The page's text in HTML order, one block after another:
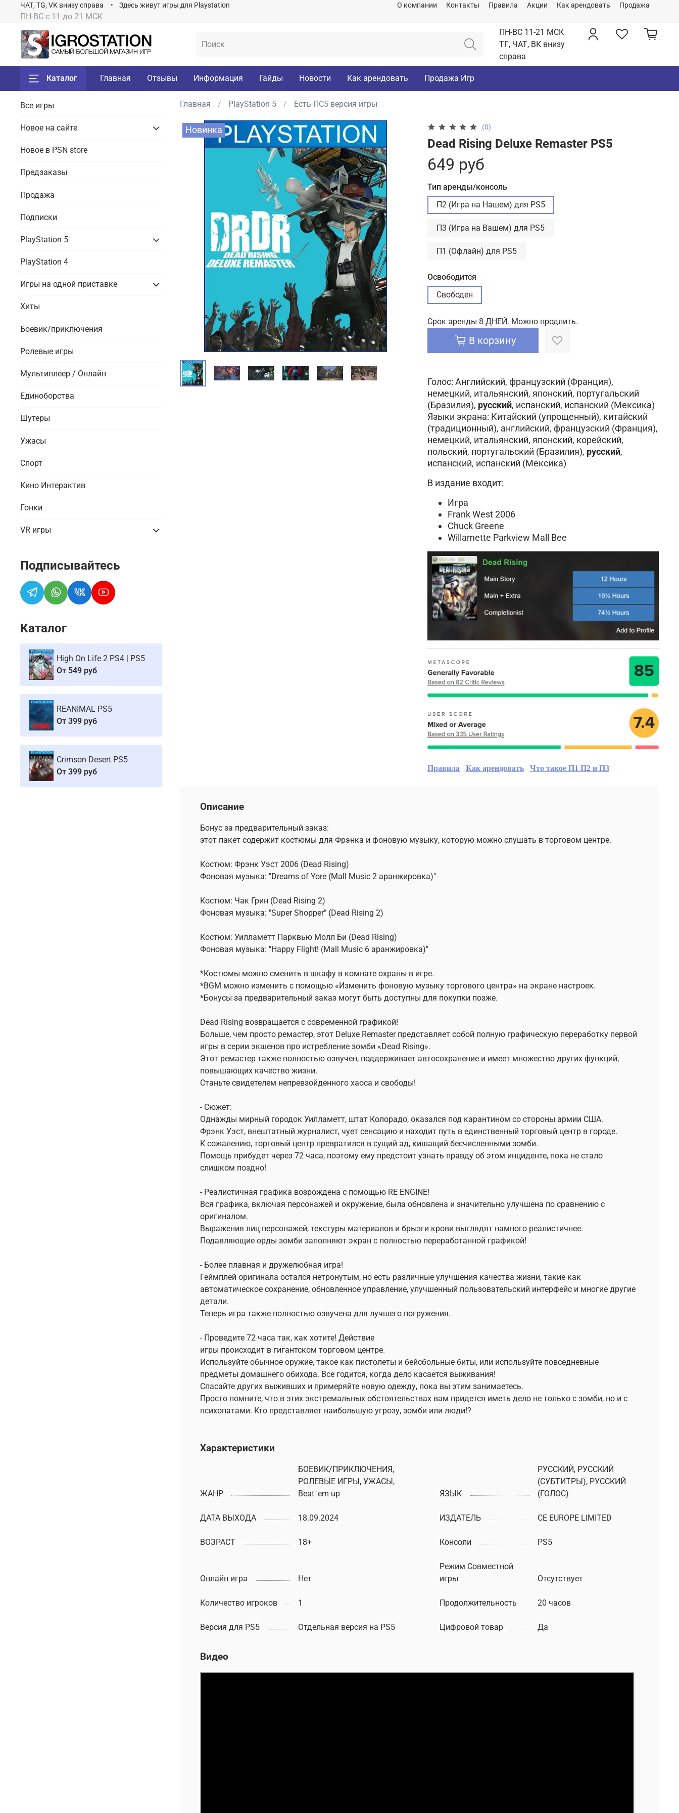
О компании Контакты Правила Акции Как арендовать Продажа
ПН-ВС с 11 до 21 МСК
ЧАТ, TG, VK внизу справа Здесь живут игры для Playstation
ПН-ВС 11-21 МСК
ТГ, ЧАТ, ВК внизу
справа
Каталог Главная Отзывы Информация Гайды Новости Как арендовать Продажа Игр
Главная PlayStation 5 Есть ПС5 версия игры
Новинка (0)
Dead Rising Deluxe Remaster PS5
649 руб
Тип аренды/консоль
П2 (Игра на Нашем) для PS5
П3 (Игра на Вашем) для PS5
П1 (Офлайн) для PS5
Освободится
Свободен
Срок аренды 8 ДНЕЙ. Можно продлить.
В корзину
Голос: Английский, французский (Франция),
немецкий, итальянский, японский, португальский
(Бразилия), русский, испанский, испанский (Мексика)
Языки экрана: Китайский (упрощенный), китайский
(традиционный), английский, французский (Франция),
немецкий, итальянский, японский, корейский,
польский, португальский (Бразилия), русский,
испанский, испанский (Мексика)
В издание входит:
Игра
Frank West 2006
Chuck Greene
Willamette Parkview Mall Bee
Правила Как арендовать Что такое П1 П2 и П3
Описание
Бонус за предварительный заказ:
этот пакет содержит костюмы для Фрэнка и фоновую музыку, которую можно слушать в торговом центре.
Костюм: Фрэнк Уэст 2006 (Dead Rising)
Фоновая музыка: "Dreams of Yore (Mall Music 2 аранжировка)"
Костюм: Чак Грин (Dead Rising 2)
Фоновая музыка: "Super Shopper" (Dead Rising 2)
Костюм: Уилламетт Парквью Молл Би (Dead Rising)
Фоновая музыка: "Happy Flight! (Mall Music 6 аранжировка)"
*Костюмы можно сменить в шкафу в комнате охраны в игре.
*BGM можно изменить с помощью «Изменить фоновую музыку торгового центра» на экране настроек.
*Бонусы за предварительный заказ могут быть доступны для покупки позже.
Dead Rising возвращается с современной графикой!
Больше, чем просто ремастер, этот Deluxe Remaster представляет собой полную графическую переработку первой
игры в серии экшенов про истребление зомби «Dead Rising».
Этот ремастер также полностью озвучен, поддерживает автосохранение и имеет множество других функций,
повышающих качество жизни.
Станьте свидетелем непревзойденного хаоса и свободы!
- Сюжет:
Однажды мирный городок Уилламетт, штат Колорадо, оказался под карантином со стороны армии США.
Фрэнк Уэст, внештатный журналист, чует сенсацию и находит путь в единственный торговый центр в городе.
К сожалению, торговый центр превратился в сущий ад, кишащий бесчисленными зомби.
Помощь прибудет через 72 часа, поэтому ему предстоит узнать правду об этом инциденте, пока не стало
слишком поздно!
- Реалистичная графика возрождена с помощью RE ENGINE!
Вся графика, включая персонажей и окружение, была обновлена ​​и значительно улучшена по сравнению с
оригиналом.
Выражения лиц персонажей, текстуры материалов и брызги крови выглядят намного реалистичнее.
Подавляющие орды зомби заполняют экран с полностью переработанной графикой!
- Более плавная и дружелюбная игра!
Геймплей оригинала остался нетронутым, но есть различные улучшения качества жизни, такие как
автоматическое сохранение, обновленное управление, улучшенный пользовательский интерфейс и многие другие
детали.
Теперь игра также полностью озвучена для лучшего погружения.
- Проведите 72 часа так, как хотите! Действие
игры происходит в гигантском торговом центре.
Используйте обычное оружие, такое как пистолеты и бейсбольные биты, или используйте повседневные
предметы домашнего обихода. Все годится, когда дело касается выживания!
Спасайте других выживших и примеряйте новую одежду, пока вы этим занимаетесь.
Просто помните, что в этих экстремальных обстоятельствах вам придется иметь дело не только с зомби, но и с
психопатами. Кто представляет наибольшую угрозу, зомби или люди!?
Характеристики
ЖАНР
БОЕВИК/ПРИКЛЮЧЕНИЯ,
РОЛЕВЫЕ ИГРЫ, УЖАСЫ,
Beat 'em up
ЯЗЫК
РУССКИЙ, РУССКИЙ
(СУБТИТРЫ), РУССКИЙ
(ГОЛОС)
ДАТА ВЫХОДА 18.09.2024 ИЗДАТЕЛЬ CE EUROPE LIMITED
ВОЗРАСТ 18+ Консоли PS5
Онлайн игра Нет
Режим Совместной
игры
Отсутствует
Количество игроков 1 Продолжительность 20 часов
Версия для PS5 Отдельная версия на PS5 Цифровой товар Да
Видео
Все игры
Новое на сайте
Новое в PSN store
Предзаказы
Продажа
Подписки
PlayStation 5
PlayStation 4
Игры на одной приставке
Хиты
Боевик/приключения
Ролевые игры
Мультиплеер / Онлайн
Единоборства
Шутеры
Ужасы
Спорт
Кино Интерактив
Гонки
VR игры
Подписывайтесь
Каталог
High On Life 2 PS4 | PS5
От 549 руб
REANIMAL PS5
От 399 руб
Crimson Desert PS5
От 399 руб